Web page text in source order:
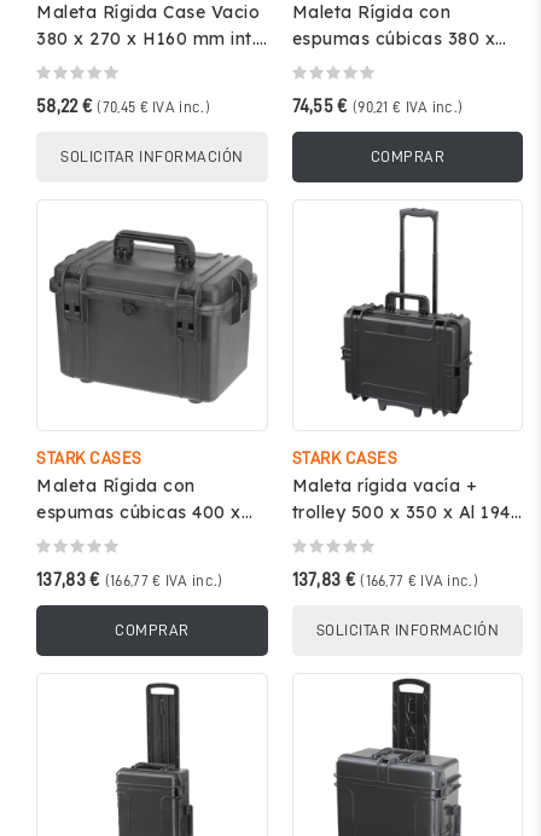
Maleta Rígida Case Vacio
380 x 270 x H160 mm int.
Negro - STARK
58,22 € (70,45 € IVA inc.)
SOLICITAR INFORMACIÓN
Maleta Rígida con
espumas cúbicas 380 x
270 x Al 160 mm int.
74,55 € (90,21 € IVA inc.)
COMPRAR
STARK CASES
Maleta Rígida con
espumas cúbicas 400 x
230 x Al 260 mm int.
137,83 € (166,77 € IVA inc.)
COMPRAR
STARK CASES
Maleta rígida vacía +
trolley 500 x 350 x Al 194
mm int. Negro - STARK...
137,83 € (166,77 € IVA inc.)
SOLICITAR INFORMACIÓN